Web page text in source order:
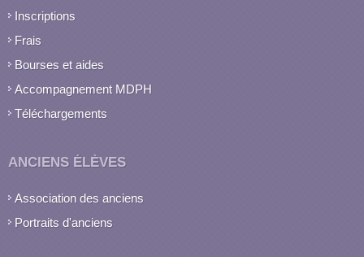
Inscriptions
Frais
Bourses et aides
Accompagnement MDPH
Téléchargements
ANCIENS ÉLÈVES
Association des anciens
Portraits d'anciens